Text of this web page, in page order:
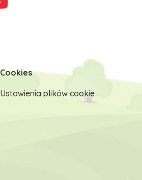
Cookies
Ustawienia plików cookie